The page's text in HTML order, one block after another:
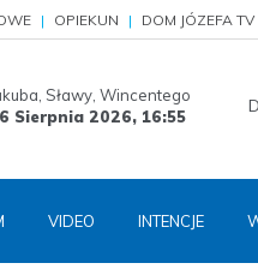
OPIEKUN DOM JÓZEFA TV
Sławy, Wincentego
Sierpnia 2026, 16:55
VIDEO INTENCJE